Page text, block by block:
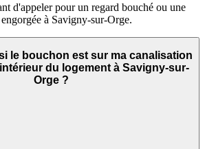
d'appeler pour un regard bouché ou une
à Savigny-sur-Orge.
le bouchon est sur ma canalisation
du logement à Savigny-sur-
Orge ?